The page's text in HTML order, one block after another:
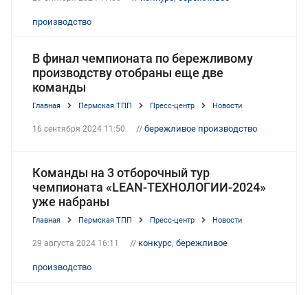
производство
В финал чемпионата по бережливому
производству отобраны еще две
команды
Главная Пермская ТПП Пресс-центр Новости
16 сентября 2024 11:50 // бережливое производство
Команды на 3 отборочный тур
чемпионата «LEAN-ТЕХНОЛОГИИ-2024»
уже набраны
Главная Пермская ТПП Пресс-центр Новости
29 августа 2024 16:11 // конкурс, бережливое
производство